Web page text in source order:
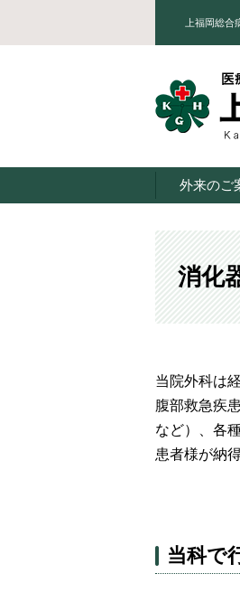
上福岡総合
外来のご
消化
当院外科は
腹部救急疾
など）、各
患者様が納
当科で